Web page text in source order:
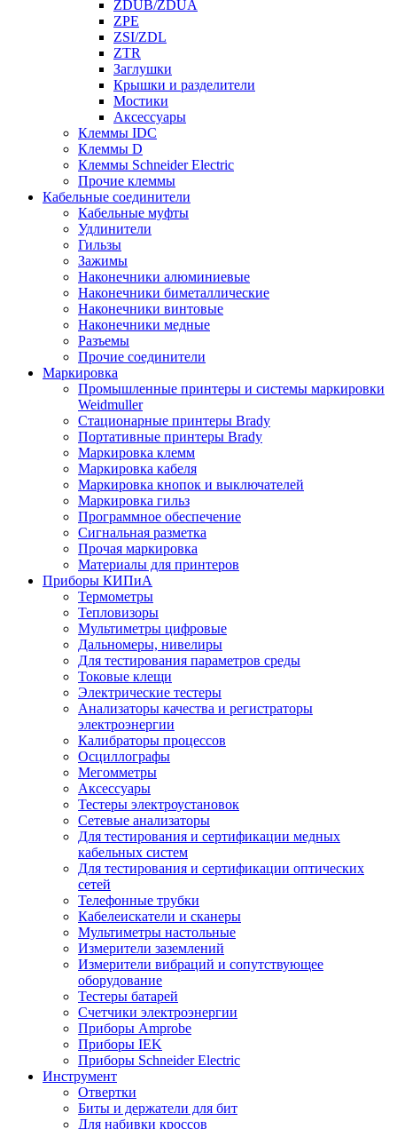
ZDUB/ZDUA
ZPE
ZSI/ZDL
ZTR
Заглушки
Крышки и разделители
Мостики
Аксессуары
Клеммы IDC
Клеммы D
Клеммы Schneider Electric
Прочие клеммы
Кабельные соединители
Кабельные муфты
Удлинители
Гильзы
Зажимы
Наконечники алюминиевые
Наконечники биметаллические
Наконечники винтовые
Наконечники медные
Разъемы
Прочие соединители
Маркировка
Промышленные принтеры и системы маркировки
Weidmuller
Стационарные принтеры Brady
Портативные принтеры Brady
Маркировка клемм
Маркировка кабеля
Маркировка кнопок и выключателей
Маркировка гильз
Программное обеспечение
Сигнальная разметка
Прочая маркировка
Материалы для принтеров
Приборы КИПиА
Термометры
Тепловизоры
Мультиметры цифровые
Дальномеры, нивелиры
Для тестирования параметров среды
Токовые клещи
Электрические тестеры
Анализаторы качества и регистраторы
электроэнергии
Калибраторы процессов
Осциллографы
Мегомметры
Аксессуары
Тестеры электроустановок
Сетевые анализаторы
Для тестирования и сертификации медных
кабельных систем
Для тестирования и сертификации оптических
сетей
Телефонные трубки
Кабелеискатели и сканеры
Мультиметры настольные
Измерители заземлений
Измерители вибраций и сопутствующее
оборудование
Тестеры батарей
Счетчики электроэнергии
Приборы Amprobe
Приборы IEK
Приборы Schneider Electric
Инструмент
Отвертки
Биты и держатели для бит
Для набивки кроссов